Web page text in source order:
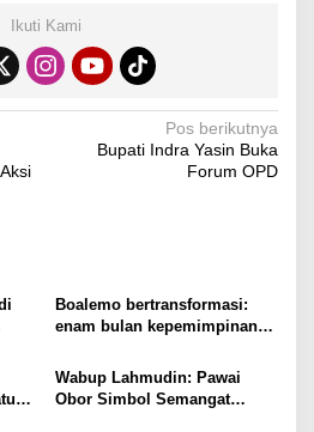
Ikuti Kami
Pos berikutnya
Bupati Indra Yasin Buka
Forum OPD
Boalemo bertransformasi:
enam bulan kepemimpinan
program strategis presiden
Prabowo
Wabup Lahmudin: Pawai
Obor Simbol Semangat